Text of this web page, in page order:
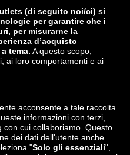
Spedizione e partner
logistico